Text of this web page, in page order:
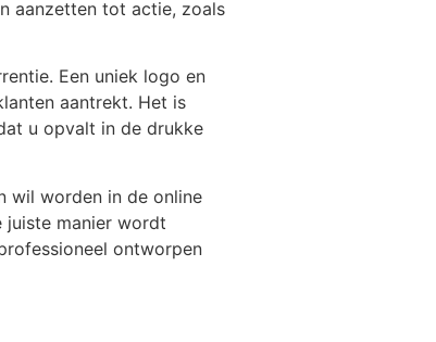
aanzetten tot actie, zoals
Een uniek logo en
aantrekt. Het is
u opvalt in de drukke
wil worden in de online
manier wordt
ontworpen